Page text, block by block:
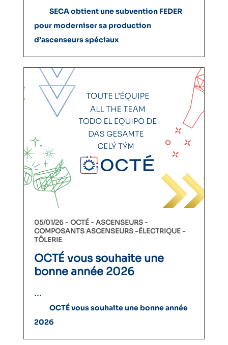
SECA obtient une subvention FEDER
pour moderniser sa production
d’ascenseurs spéciaux
05/01/26 -OCTÉ
ASCENSEURS
COMPOSANTS ASCENSEURS ÉLECTRIQUE
TÔLERIE
OCTÉ vous souhaite une
bonne année 2026
...
OCTÉ vous souhaite une bonne année
2026